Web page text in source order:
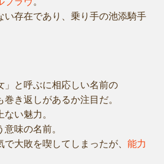
い存在であり、乗り手の池添騎手
」と呼ぶに相応しい名前の
巻き返しがあるか注目だ。
い魅力。
意味の名前。
大敗を喫してしまったが、 能力